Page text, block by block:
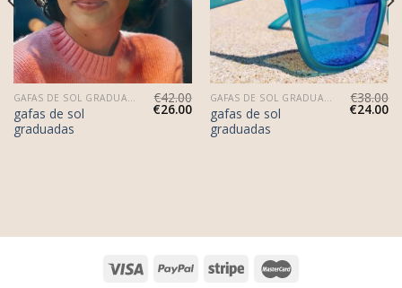
GAFAS DE SOL GRADUADAS
gafas de sol
graduadas
€42.00
€26.00
GAFAS DE SOL GRADUADAS
gafas de sol
graduadas
€38.00
€24.00